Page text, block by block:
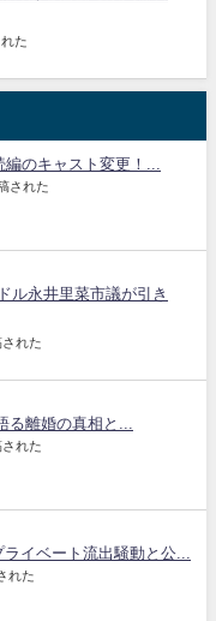
た
のキャスト変更！...
された
ル永井里菜市議が引き
れた
る離婚の真相と...
れた
イベート流出騒動と公...
れた